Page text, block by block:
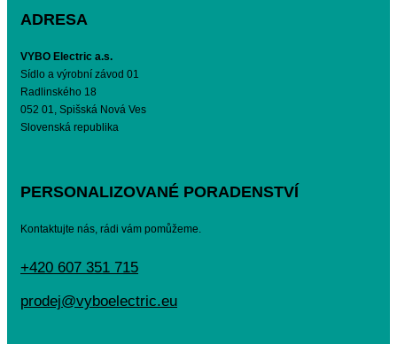
ADRESA
VYBO Electric a.s.
Sídlo a výrobní závod 01
Radlinského 18
052 01, Spišská Nová Ves
Slovenská republika
PERSONALIZOVANÉ PORADENSTVÍ
Kontaktujte nás, rádi vám pomůžeme.
+420 607 351 715
prodej@vyboelectric.eu